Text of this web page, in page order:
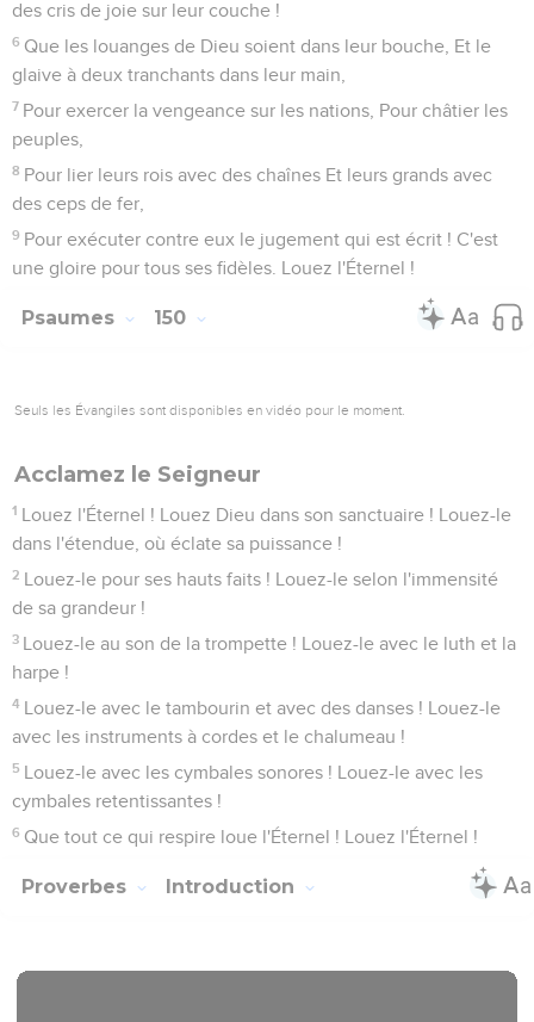
des cris de joie sur leur couche !
6 Que les louanges de Dieu soient dans leur bouche, Et le
glaive à deux tranchants dans leur main,
7 Pour exercer la vengeance sur les nations, Pour châtier les
peuples,
8 Pour lier leurs rois avec des chaînes Et leurs grands avec
des ceps de fer,
9 Pour exécuter contre eux le jugement qui est écrit ! C'est
une gloire pour tous ses fidèles. Louez l'Éternel !
Psaumes 150
Seuls les Évangiles sont disponibles en vidéo pour le moment.
Acclamez le Seigneur
1 Louez l'Éternel ! Louez Dieu dans son sanctuaire ! Louez-le
dans l'étendue, où éclate sa puissance !
2 Louez-le pour ses hauts faits ! Louez-le selon l'immensité
de sa grandeur !
3 Louez-le au son de la trompette ! Louez-le avec le luth et la
harpe !
4 Louez-le avec le tambourin et avec des danses ! Louez-le
avec les instruments à cordes et le chalumeau !
5 Louez-le avec les cymbales sonores ! Louez-le avec les
cymbales retentissantes !
6 Que tout ce qui respire loue l'Éternel ! Louez l'Éternel !
Proverbes Introduction